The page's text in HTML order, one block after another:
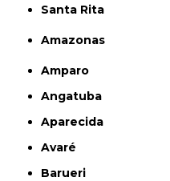
Santa Rita
Amazonas
Amparo
Angatuba
Aparecida
Avaré
Barueri